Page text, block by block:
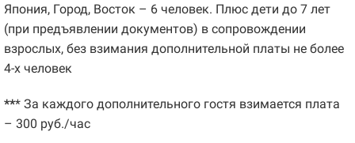
Япония, Город, Восток – 6 человек. Плюс дети до 7 лет
(при предъявлении документов) в сопровождении
взрослых, без взимания дополнительной платы не более
4-х человек
*** За каждого дополнительного гостя взимается плата
– 300 руб./час